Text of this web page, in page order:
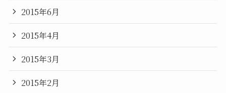
2015年6月
2015年4月
2015年3月
2015年2月